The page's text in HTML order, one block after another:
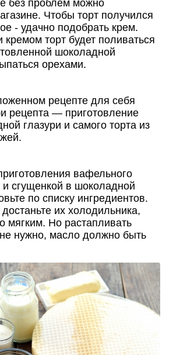
без проблем можно
Чтобы торт получился
- удачно подобрать крем.
кремом торт будет поливаться
шоколадной
орехами.
рецепте для себя
рецепта — приготовление
глазури и самого торта из
вафельного
сгущенкой в шоколадной
по списку ингредиентов.
их холодильника,
мягким. Но растапливать
нужно, масло должно быть